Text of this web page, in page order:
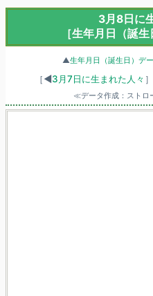
3月8日に
［生年月日（誕
▲生年月日（誕生日）デ
［◀3月7日に生まれた人々 ］
≪データ作成：スト